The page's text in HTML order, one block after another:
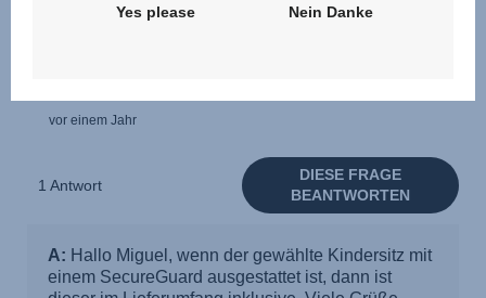
Yes please Nein Danke